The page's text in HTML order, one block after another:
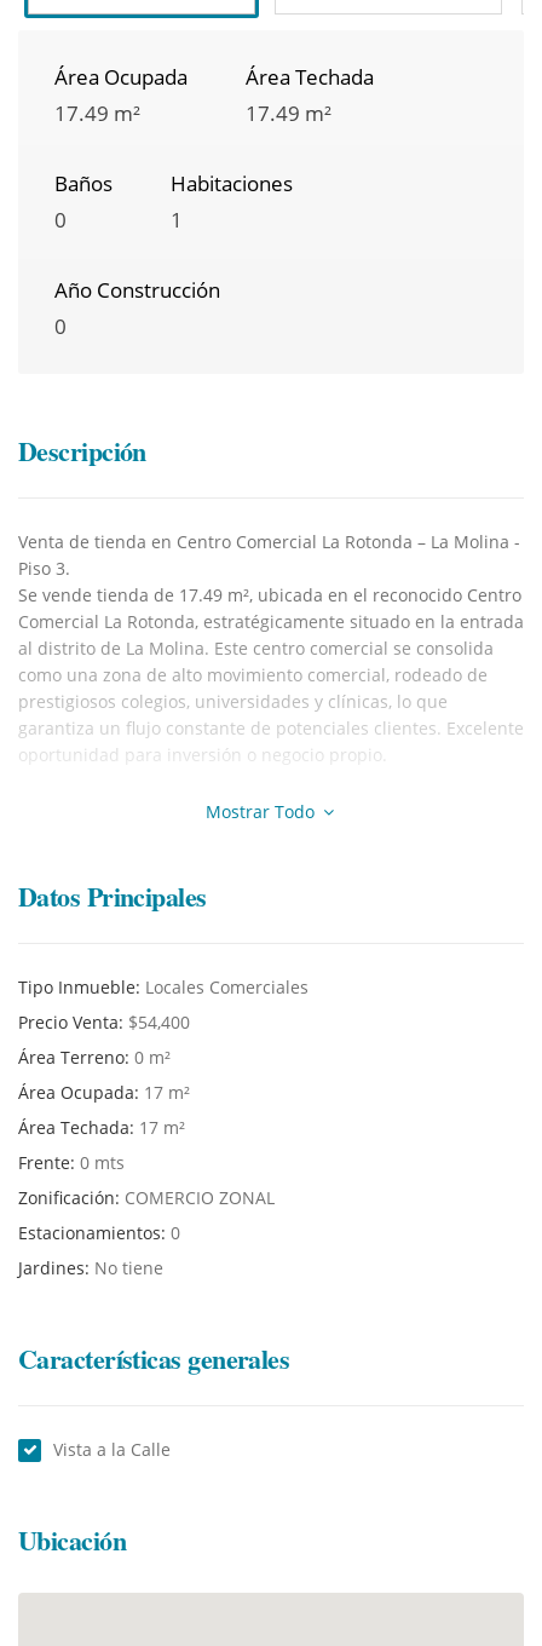
Área Ocupada
17.49 m²
Área Techada
17.49 m²
Baños
0
Habitaciones
1
Año Construcción
0
Descripción
Venta de tienda en Centro Comercial La Rotonda – La Molina -
Piso 3.
Se vende tienda de 17.49 m², ubicada en el reconocido Centro
Comercial La Rotonda, estratégicamente situado en la entrada
al distrito de La Molina. Este centro comercial se consolida
como una zona de alto movimiento comercial, rodeado de
prestigiosos colegios, universidades y clínicas, lo que
garantiza un flujo constante de potenciales clientes. Excelente
oportunidad para inversión o negocio propio.
¡Para mayor información o coordinar alguna visita tomar
Mostrar Todo
Datos Principales
Tipo Inmueble: Locales Comerciales
Precio Venta: $54,400
Área Terreno: 0 m²
Área Ocupada: 17 m²
Área Techada: 17 m²
Frente: 0 mts
Zonificación: COMERCIO ZONAL
Estacionamientos: 0
Jardines: No tiene
Características generales
Vista a la Calle
Ubicación